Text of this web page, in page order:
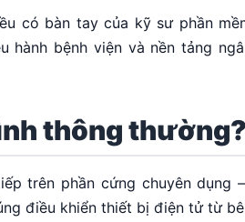
có bàn tay của kỹ sư phần
bệnh viện và nền tảng
thông
trên phần cứng chuyên dụng
điều khiển thiết bị điện tử từ